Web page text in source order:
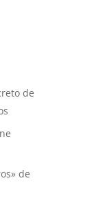
de
de